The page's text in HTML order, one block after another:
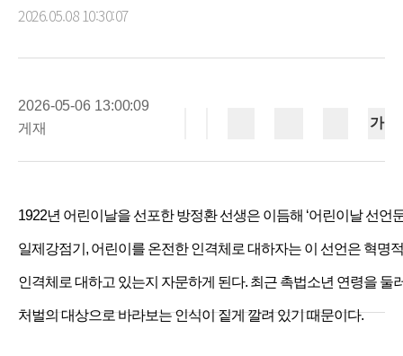
2026.05.08 10:30:07
2026-05-06 13:00:09
게재
이메일
가
1922년 어린이날을 선포한 방정환 선생은 이듬해 ‘어린이날 선언
일제강점기, 어린이를 온전한 인격체로 대하자는 이 선언은 혁명
인격체로 대하고 있는지 자문하게 된다. 최근 촉법소년 연령을
처벌의 대상으로 바라보는 인식이 짙게 깔려 있기 때문이다.